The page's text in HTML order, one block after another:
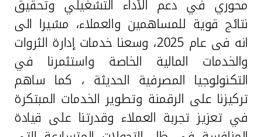
محوري في دعم الأداء التشغيلي وتحقيق
نتائج قوية للمساهمين والعملاء، مشيرا الى
انه فى عام 2025، وسعنا خدمات إدارة الثروات
والخدمات المالية الخاصة واستثمرنا في
التكنولوجيا المصرفية الحديثة ، كما ساهم
تركيزنا على الرقمنة وتطوير الخدمات المبتكرة
في تعزيز تجربة العملاء وقدرتنا على قيادة